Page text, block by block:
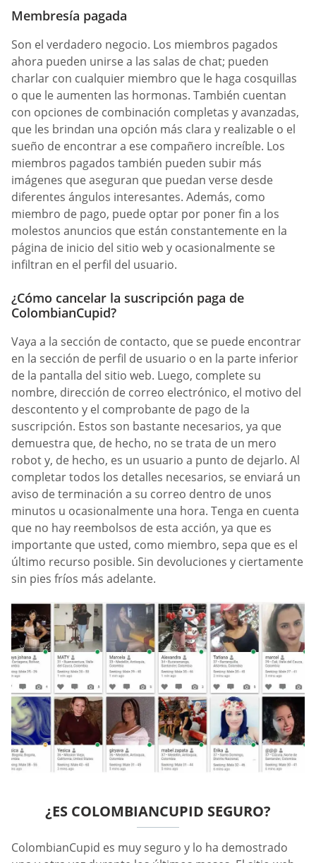
Membresía pagada
Son el verdadero negocio. Los miembros pagados
ahora pueden unirse a las salas de chat; pueden
charlar con cualquier miembro que le haga cosquillas
o que le aumenten las hormonas. También cuentan
con opciones de combinación completas y avanzadas,
que les brindan una opción más clara y realizable o el
sueño de encontrar a ese compañero increíble. Los
miembros pagados también pueden subir más
imágenes que aseguran que puedan verse desde
diferentes ángulos interesantes. Además, como
miembro de pago, puede optar por poner fin a los
molestos anuncios que están constantemente en la
página de inicio del sitio web y ocasionalmente se
infiltran en el perfil del usuario.
¿Cómo cancelar la suscripción paga de
ColombianCupid?
Vaya a la sección de contacto, que se puede encontrar
en la sección de perfil de usuario o en la parte inferior
de la pantalla del sitio web. Luego, complete su
nombre, dirección de correo electrónico, el motivo del
descontento y el comprobante de pago de la
suscripción. Estos son bastante necesarios, ya que
demuestra que, de hecho, no se trata de un mero
robot y, de hecho, es un usuario a punto de dejarlo. Al
completar todos los detalles necesarios, se enviará un
aviso de terminación a su correo dentro de unos
minutos u ocasionalmente una hora. Tenga en cuenta
que no hay reembolsos de esta acción, ya que es
importante que usted, como miembro, sepa que es el
último recurso posible. Sin devoluciones y ciertamente
sin pies fríos más adelante.
¿ES COLOMBIANCUPID SEGURO?
ColombianCupid es muy seguro y lo ha demostrado